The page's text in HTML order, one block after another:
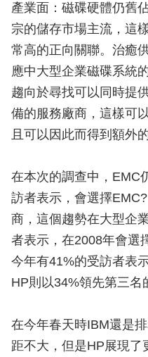
產業面：磁碟硬體仍舊
宗的儲存市場主流，這
常高的正向關聯。治癒
應中大型企業磁碟系統
趨向於尋找可以同時提
備的服務廠商，這樣可
且可以因此而得到額外
在本次的調查中，EMC
訪者表示，會選擇
商，這個趨勢在大型企
者表示，在2008年會選
今年有41%的受訪者表
HP則以34%領先第三名
在今年春天時IBM還是
距不大，但是HP展現了